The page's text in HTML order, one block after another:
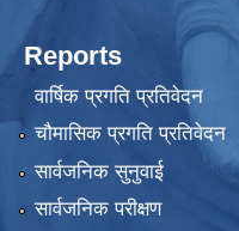
Reports
वार्षिक प्रगति प्रतिवेदन
चौमासिक प्रगति प्रतिवेदन
सार्वजनिक सुनुवाई
सार्वजनिक परीक्षण